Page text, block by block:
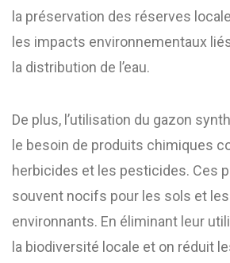
la préservation des réserves
les impacts environnementaux
la distribution de l’eau.
De plus, l’utilisation du gazon
le besoin de produits chimiques
herbicides et les pesticides. Ces
souvent nocifs pour les sols et
environnants. En éliminant leur
la biodiversité locale et on réduit